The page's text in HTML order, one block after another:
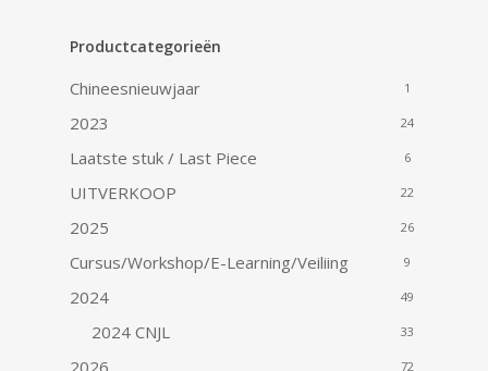
Productcategorieën
Chineesnieuwjaar 1
2023 24
Laatste stuk / Last Piece 6
UITVERKOOP 22
2025 26
Cursus/Workshop/E-Learning/Veiliing 9
2024 49
2024 CNJL 33
2026 72